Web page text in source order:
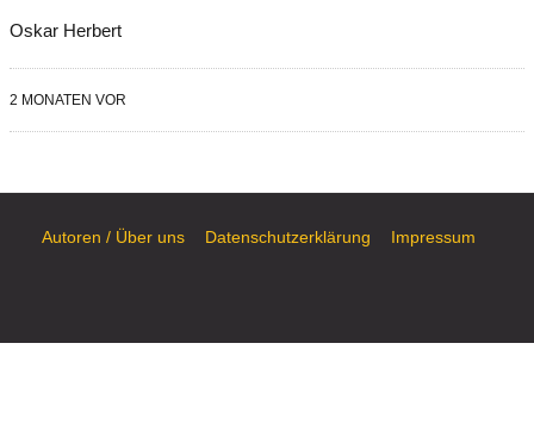
Oskar Herbert
2 MONATEN VOR
Autoren / Über uns Datenschutzerklärung Impressum